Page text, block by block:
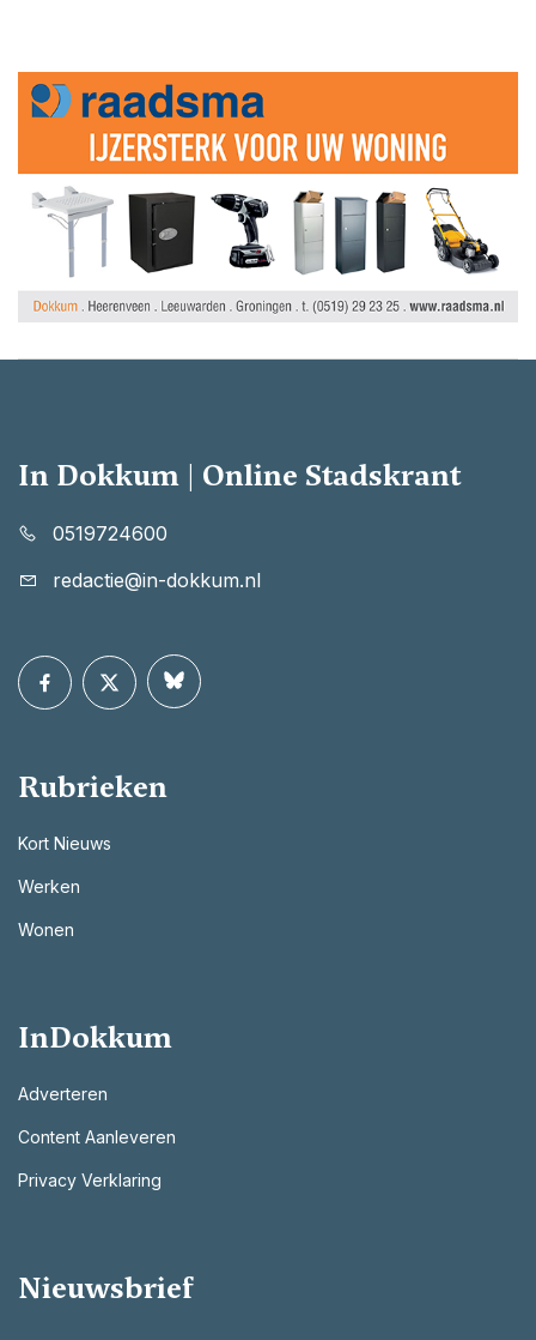
In Dokkum | Online Stadskrant
0519724600
redactie@in-dokkum.nl
Rubrieken
Kort Nieuws
Werken
Wonen
InDokkum
Adverteren
Content Aanleveren
Privacy Verklaring
Nieuwsbrief